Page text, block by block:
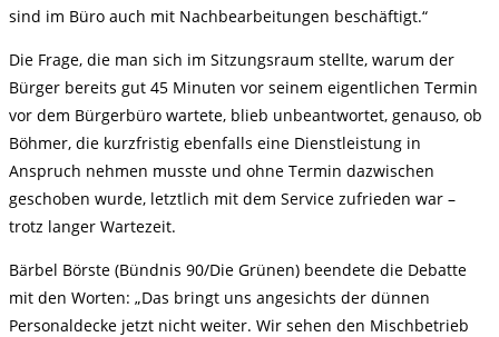
sind im Büro auch mit Nachbearbeitungen beschäftigt.“
Die Frage, die man sich im Sitzungsraum stellte, warum der
Bürger bereits gut 45 Minuten vor seinem eigentlichen Termin
vor dem Bürgerbüro wartete, blieb unbeantwortet, genauso, ob
Böhmer, die kurzfristig ebenfalls eine Dienstleistung in
Anspruch nehmen musste und ohne Termin dazwischen
geschoben wurde, letztlich mit dem Service zufrieden war –
trotz langer Wartezeit.
Bärbel Börste (Bündnis 90/Die Grünen) beendete die Debatte
mit den Worten: „Das bringt uns angesichts der dünnen
Personaldecke jetzt nicht weiter. Wir sehen den Mischbetrieb